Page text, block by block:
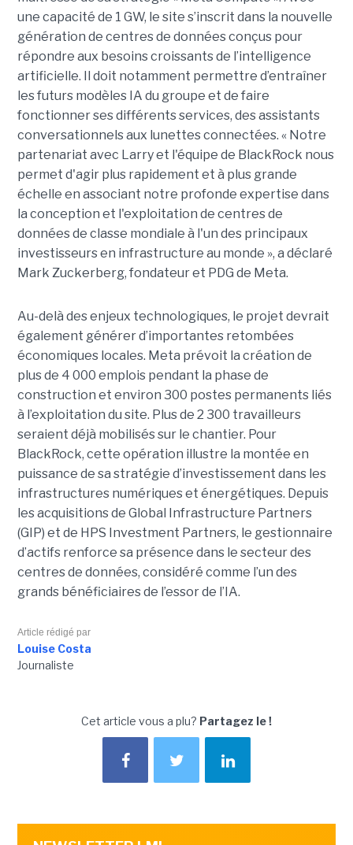
une capacité de 1 GW, le site s’inscrit dans la nouvelle
génération de centres de données conçus pour
répondre aux besoins croissants de l’intelligence
artificielle. Il doit notamment permettre d’entraîner
les futurs modèles IA du groupe et de faire
fonctionner ses différents services, des assistants
conversationnels aux lunettes connectées. « Notre
partenariat avec Larry et l'équipe de BlackRock nous
permet d'agir plus rapidement et à plus grande
échelle en associant notre profonde expertise dans
la conception et l'exploitation de centres de
données de classe mondiale à l'un des principaux
investisseurs en infrastructure au monde », a déclaré
Mark Zuckerberg, fondateur et PDG de Meta.
Au-delà des enjeux technologiques, le projet devrait
également générer d’importantes retombées
économiques locales. Meta prévoit la création de
plus de 4 000 emplois pendant la phase de
construction et environ 300 postes permanents liés
à l’exploitation du site. Plus de 2 300 travailleurs
seraient déjà mobilisés sur le chantier. Pour
BlackRock, cette opération illustre la montée en
puissance de sa stratégie d’investissement dans les
infrastructures numériques et énergétiques. Depuis
les acquisitions de Global Infrastructure Partners
(GIP) et de HPS Investment Partners, le gestionnaire
d’actifs renforce sa présence dans le secteur des
centres de données, considéré comme l’un des
grands bénéficiaires de l’essor de l’IA.
Article rédigé par
Louise Costa
Journaliste
Cet article vous a plu? Partagez le !